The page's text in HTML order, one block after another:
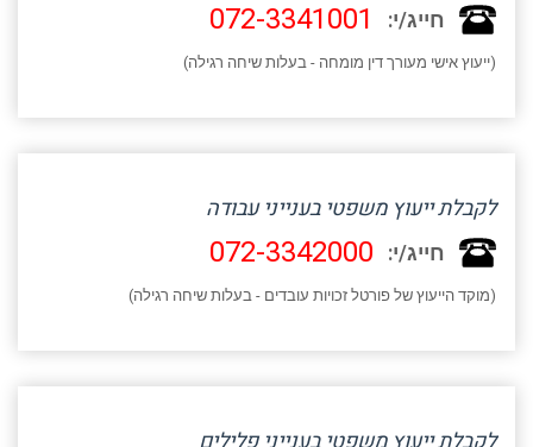
חייג/י: 072-3341001
(ייעוץ אישי מעורך דין מומחה - בעלות שיחה רגילה)
לקבלת ייעוץ משפטי בענייני עבודה
חייג/י: 072-3342000
(מוקד הייעוץ של פורטל זכויות עובדים - בעלות שיחה רגילה)